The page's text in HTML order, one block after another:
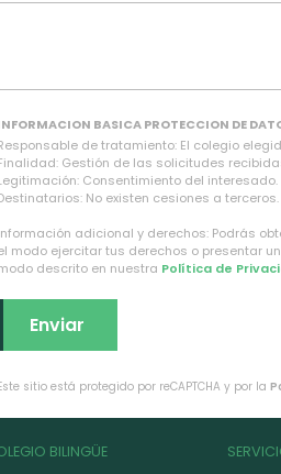
BASICA PROTECCION DE
de tratamiento: El colegio
Gestión de las solicitudes
Consentimiento del interesado.
No existen cesiones a terceros.
adicional y derechos: Podrás
modo ejercitar tus derechos o presentar
descrito en nuestra Política de
sitio está protegido por reCAPTCHA y por la
BILINGÜE